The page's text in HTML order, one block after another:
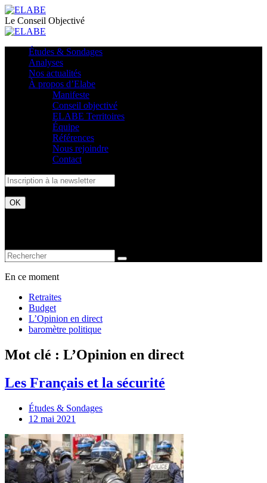
Le Conseil Objectivé
Études & Sondages
Analyses
Nos actualités
À propos d’Elabe
Manifeste
Conseil objectivé
ELABE Territoires
Équipe
Références
Nous rejoindre
Contact
En ce moment
Retraites
Budget
L’Opinion en direct
baromètre politique
Mot clé : L’Opinion en direct
Les Français et la sécurité
Études & Sondages
12 mai 2021